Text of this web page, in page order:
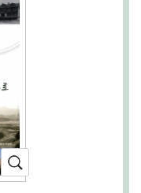
확
대